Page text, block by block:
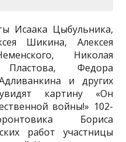
Исаака Цыбульника,
Шикина, Алексея
Николая
Федора
и других
картину «Он
войны!» 102-
Бориса
работ участницы